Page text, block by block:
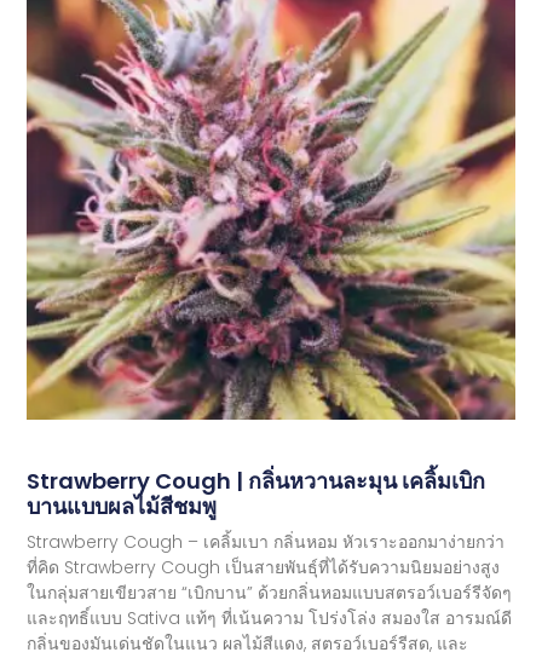
Strawberry Cough | กลิ่นหวานละมุน เคลิ้มเบิก
บานแบบผลไม้สีชมพู
Strawberry Cough – เคลิ้มเบา กลิ่นหอม หัวเราะออกมาง่ายกว่า
ที่คิด Strawberry Cough เป็นสายพันธุ์ที่ได้รับความนิยมอย่างสูง
ในกลุ่มสายเขียวสาย “เบิกบาน” ด้วยกลิ่นหอมแบบสตรอว์เบอร์รีจัดๆ
และฤทธิ์แบบ Sativa แท้ๆ ที่เน้นความ โปร่งโล่ง สมองใส อารมณ์ดี
กลิ่นของมันเด่นชัดในแนว ผลไม้สีแดง, สตรอว์เบอร์รีสด, และ